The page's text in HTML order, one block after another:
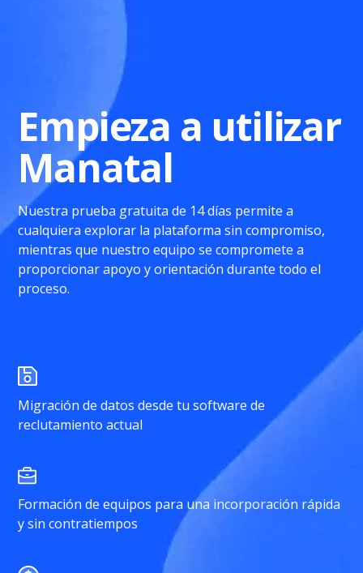
Empieza a utilizar
Manatal
Nuestra prueba gratuita de 14 días permite a
cualquiera explorar la plataforma sin compromiso,
mientras que nuestro equipo se compromete a
proporcionar apoyo y orientación durante todo el
proceso.
Migración de datos desde tu software de
reclutamiento actual
Formación de equipos para una incorporación rápida
y sin contratiempos